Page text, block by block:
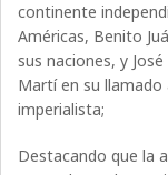
continente
Américas, Benito
sus naciones, y José
Martí en su llamado
imperialista;
Destacando que la